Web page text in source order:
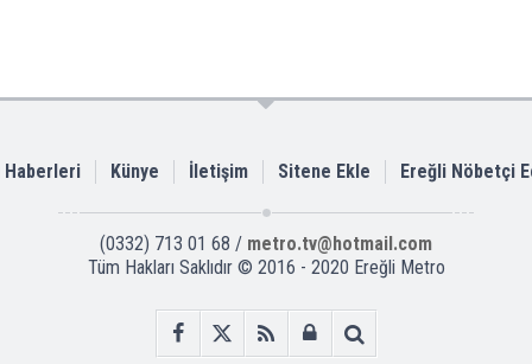
Haberleri Künye İletişim Sitene Ekle Ereğli Nöbetçi
(0332) 713 01 68 / metro.tv@hotmail.com
Tüm Hakları Saklıdır © 2016 - 2020 Ereğli Metro